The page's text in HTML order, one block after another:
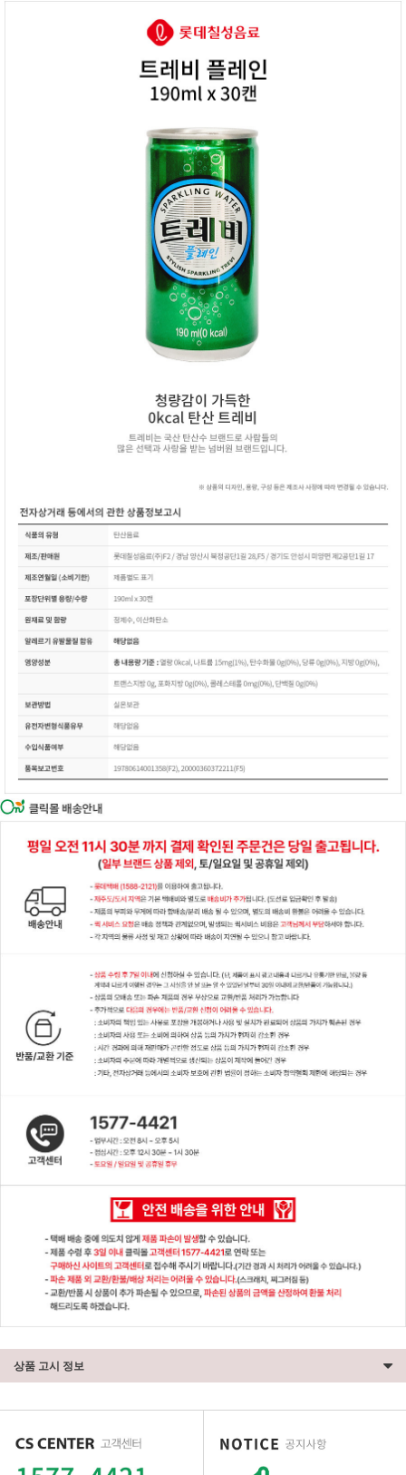
이코 라이프 하
상품 고시 정보